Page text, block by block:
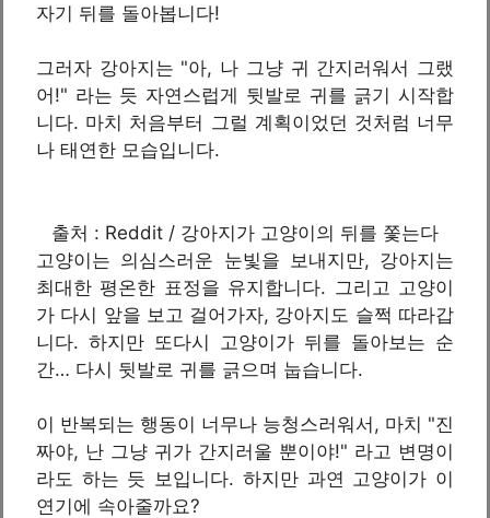
자기 뒤를 돌아봅니다!
그러자 강아지는 "아, 나 그냥 귀 간지러워서 그랬
어!" 라는 듯 자연스럽게 뒷발로 귀를 긁기 시작합
니다. 마치 처음부터 그럴 계획이었던 것처럼 너무
나 태연한 모습입니다.
출처 : Reddit / 강아지가 고양이의 뒤를 쫓는다
고양이는 의심스러운 눈빛을 보내지만, 강아지는
최대한 평온한 표정을 유지합니다. 그리고 고양이
가 다시 앞을 보고 걸어가자, 강아지도 슬쩍 따라갑
니다. 하지만 또다시 고양이가 뒤를 돌아보는 순
간… 다시 뒷발로 귀를 긁으며 눕습니다.
이 반복되는 행동이 너무나 능청스러워서, 마치 "진
짜야, 난 그냥 귀가 간지러울 뿐이야!" 라고 변명이
라도 하는 듯 보입니다. 하지만 과연 고양이가 이
연기에 속아줄까요?